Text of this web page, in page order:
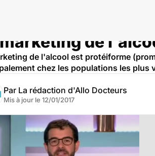
de
de l'alcool est protéiforme
chez les populations les plus
Par La rédaction d'Allo Docteurs
Mis à jour le 12/01/2017